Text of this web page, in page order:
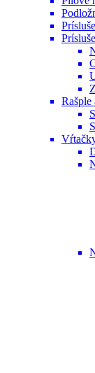
Rašple